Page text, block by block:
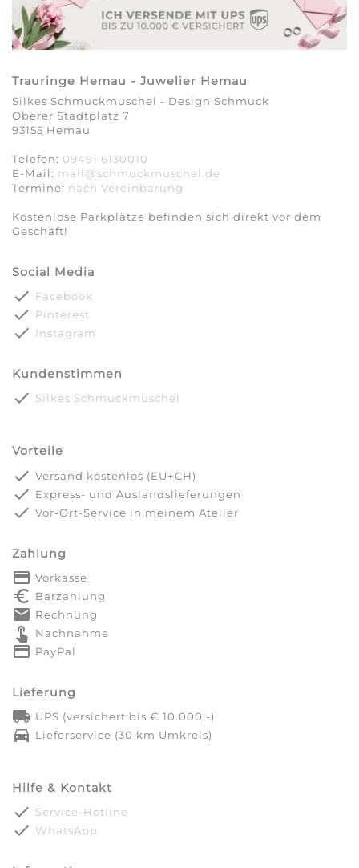
Trauringe Hemau - Juwelier Hemau
Silkes Schmuckmuschel - Design Schmuck
Oberer Stadtplatz 7
93155 Hemau
Telefon: 09491 6130010
E-Mail: mail@schmuckmuschel.de
Termine: nach Vereinbarung​​​​​​​
Kostenlose Parkplätze befinden sich direkt vor dem
Geschäft!
Social Media
done Facebook
done Pinterest
done Instagram
Kundenstimmen
done Silkes Schmuckmuschel
Vorteile
done Versand kostenlos (EU+CH)
done Express- und Auslandslieferungen
done Vor-Ort-Service in meinem Atelier
Zahlung
payment Vorkasse
euro_symbol Barzahlung
markunread Rechnung
touch_app Nachnahme
credit_card PayPal
Lieferung
local_shipping UPS (versichert bis € 10.000,-)
directions_car Lieferservice (30 km Umkreis)
Hilfe & Kontakt
done Service-Hotline
done WhatsApp